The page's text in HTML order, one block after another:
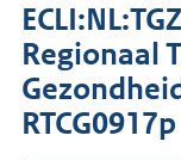
Regionaal
RTCG0917p